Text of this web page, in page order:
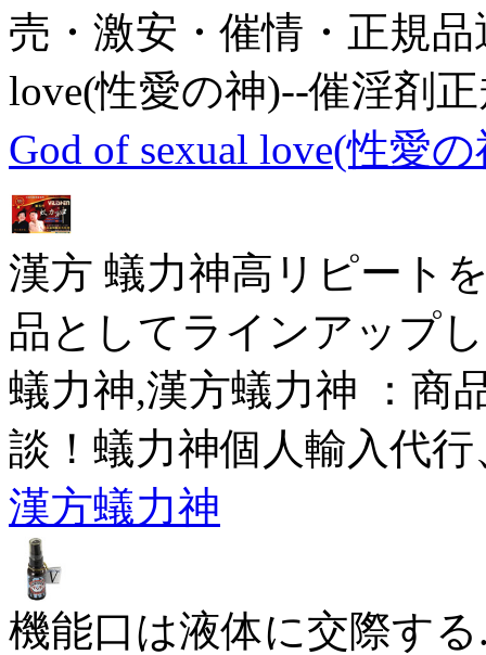
売・激安・催情・正規品
love(性愛の神)--催淫剤
God of sexual love(性愛
漢方 蟻力神高リピート
品としてラインアップ
蟻力神,漢方蟻力神 ：商
談！蟻力神個人輸入代
漢方蟻力神
機能口は液体に交際す